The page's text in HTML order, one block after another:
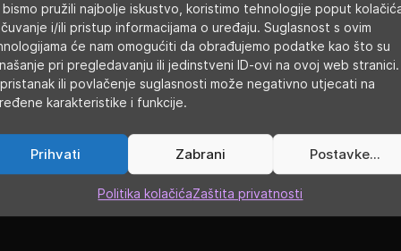
bismo pružili najbolje iskustvo, koristimo tehnologije poput
i/ili pristup informacijama o uređaju. Suglasnost s ovim
će nam omogućiti da obrađujemo podatke kao što su
pri pregledavanju ili jedinstveni ID-ovi na ovoj web stranici.
ili povlačenje suglasnosti može negativno utjecati na
karakteristike i funkcije.
Prihvati Zabrani Postavke...
Politika kolačićaZaštita privatnosti
SKU:N/A
Kategorije: Atomizeri
Oznake: pnp ,voopoo